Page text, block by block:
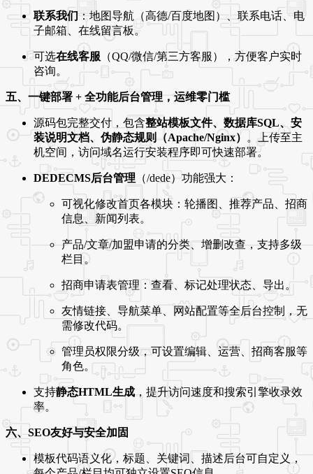
联系我们：地图导航（高德/百度地图）、联系电话、电
子邮箱、在线留言板。
可选在线客服 （QQ/微信/第三方客服），方便客户实时
咨询。
五、一键部署 + 全功能后台管理，运维零门槛
源码包完整交付，包含整站模板文件、数据库SQL、安
装说明文档、伪静态规则（Apache/Nginx） 。上传至主
机空间，访问域名运行安装程序即可快速部署。
DEDECMS后台管理 （/dede）功能强大：
可视化修改首页各模块：轮播图、推荐产品、招商
信息、新闻列表。
产品/文章/加盟申请的分类、增删改查，支持多级
栏目。
招商申请表管理：查看、标记处理状态、导出。
友情链接、导航菜单、网站配置等全后台控制，无
需修改代码。
管理员权限分级，可设置编辑、运营、招商客服等
角色。
支持静态HTML生成，提升访问速度和搜索引擎收录效
率。
六、SEO友好与安全加固
模板代码语义化，标题、关键词、描述后台可自定义，